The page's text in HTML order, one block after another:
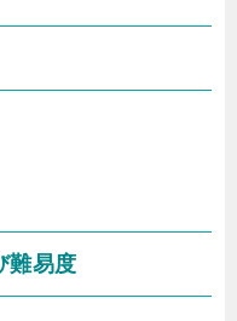
難易度